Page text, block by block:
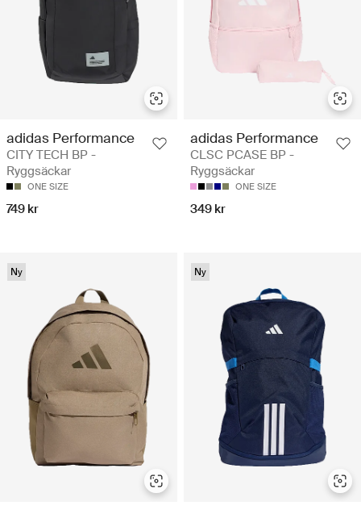
adidas Performance
CITY TECH BP -
Ryggsäckar
ONE SIZE
749 kr
adidas Performance
CLSC PCASE BP -
Ryggsäckar
ONE SIZE
349 kr
Ny Ny